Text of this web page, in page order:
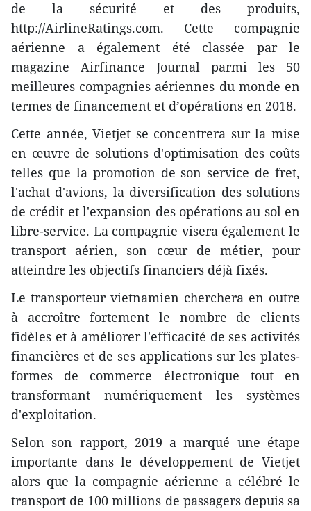
de la sécurité et des produits,
http://AirlineRatings.com. Cette compagnie
aérienne a également été classée par le
magazine Airfinance Journal parmi les 50
meilleures compagnies aériennes du monde en
termes de financement et d’opérations en 2018.
Cette année, Vietjet se concentrera sur la mise
en œuvre de solutions d'optimisation des coûts
telles que la promotion de son service de fret,
l'achat d'avions, la diversification des solutions
de crédit et l'expansion des opérations au sol en
libre-service. La compagnie visera également le
transport aérien, son cœur de métier, pour
atteindre les objectifs financiers déjà fixés.
Le transporteur vietnamien cherchera en outre
à accroître fortement le nombre de clients
fidèles et à améliorer l'efficacité de ses activités
financières et de ses applications sur les plates-
formes de commerce électronique tout en
transformant numériquement les systèmes
d'exploitation.
Selon son rapport, 2019 a marqué une étape
importante dans le développement de Vietjet
alors que la compagnie aérienne a célébré le
transport de 100 millions de passagers depuis sa